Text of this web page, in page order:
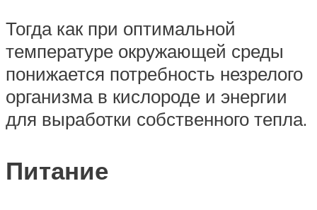
Тогда как при оптимальной
температуре окружающей среды
понижается потребность незрелого
организма в кислороде и энергии
для выработки собственного тепла.
Питание